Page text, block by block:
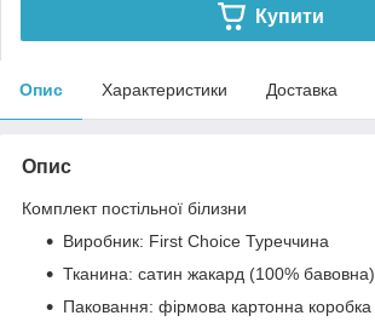
Купити
Опис Характеристики Доставка
Опис
Комплект постільної білизни
Виробник: First Choice Туреччина
Тканина: сатин жакард (100% бавовна)
Паковання: фірмова картонна коробка